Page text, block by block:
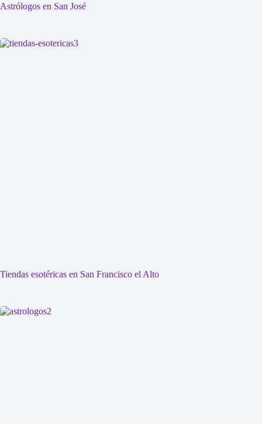
Astrólogos en San José
Tiendas esotéricas en San Francisco el Alto